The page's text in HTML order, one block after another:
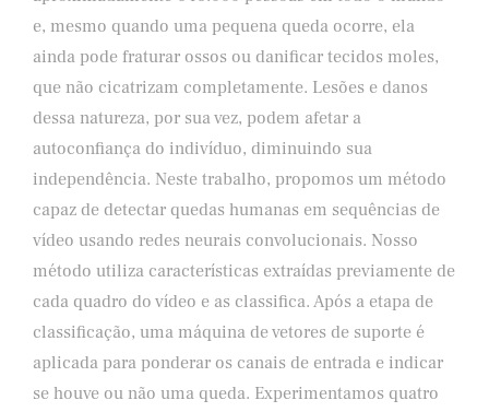
e, mesmo quando uma pequena queda ocorre, ela
ainda pode fraturar ossos ou danificar tecidos moles,
que não cicatrizam completamente. Lesões e danos
dessa natureza, por sua vez, podem afetar a
autoconfiança do indivíduo, diminuindo sua
independência. Neste trabalho, propomos um método
capaz de detectar quedas humanas em sequências de
vídeo usando redes neurais convolucionais. Nosso
método utiliza características extraídas previamente de
cada quadro do vídeo e as classifica. Após a etapa de
classificação, uma máquina de vetores de suporte é
aplicada para ponderar os canais de entrada e indicar
se houve ou não uma queda. Experimentamos quatro